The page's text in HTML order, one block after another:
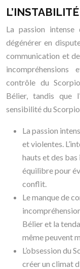
La passion
dégénérer en
communication et
contrôle du
Bélier, tandis que
sensibilité du
La passion
et violentes.
hauts et des
équilibre pour
conflit.
Le manque de
Bélier et la
même peuvent
L’obsession du
créer un climat